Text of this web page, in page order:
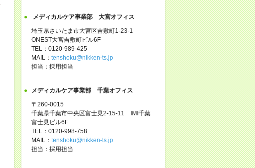
メディカルケア事業部 大宮オフィス
埼玉県さいたま市大宮区吉敷町1-23-1
ONEST大宮吉敷町ビル6F
TEL：0120-989-425
MAIL： tenshoku@nikken-ts.jp
担当：採用担当
メディカルケア事業部 千葉オフィス
〒260-0015
千葉県千葉市中央区富士見2-15-11 IMI千葉
富士見ビル6F
TEL：0120-998-758
MAIL： tenshoku@nikken-ts.jp
担当：採用担当